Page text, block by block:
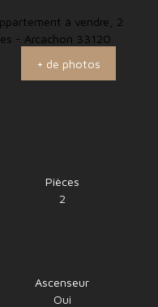
+ de photos
Pièces
2
Ascenseur
Oui